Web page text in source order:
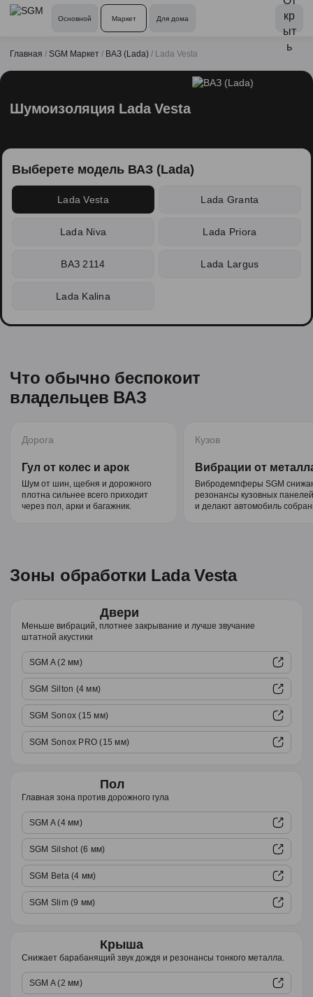
Основной Маркет Для дома
Главная / SGM Маркет / ВАЗ (Lada) / Lada Vesta
Шумоизоляция Lada Vesta
Выберете модель ВАЗ (Lada)
Lada Vesta Lada Granta
Lada Niva Lada Priora
ВАЗ 2114 Lada Largus
Lada Kalina
Что обычно беспокоит
владельцев ВАЗ
Дорога
Гул от колес и арок
Шум от шин, щебня и дорожного
плотна сильнее всего приходит
через пол, арки и багажник.
Кузов
Вибрации от
Вибродемпферы SGM
резонансы кузовных панелей
и делают автомобиль
Зоны обработки Lada Vesta
Двери
Меньше вибраций, плотнее закрывание и лучше звучание
штатной акустики
SGM A (2 мм)
SGM Silton (4 мм)
SGM Sonox (15 мм)
SGM Sonox PRO (15 мм)
Пол
Главная зона против дорожного гула
SGM A (4 мм)
SGM Silshot (6 мм)
SGM Beta (4 мм)
SGM Slim (9 мм)
Крыша
Снижает барабанящий звук дождя и резонансы тонкого металла.
SGM A (2 мм)